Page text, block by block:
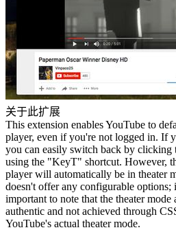
关于此扩展
This extension enables YouTube to
player, even if you're not logged in. If
you can easily switch back by clicking
using the "KeyT" shortcut. However,
player will automatically be in theater
doesn't offer any configurable options;
important to note that the theater
authentic and not achieved through
YouTube's actual theater mode.